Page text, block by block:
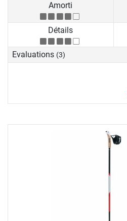
Amorti
Détails
Evaluations (3)